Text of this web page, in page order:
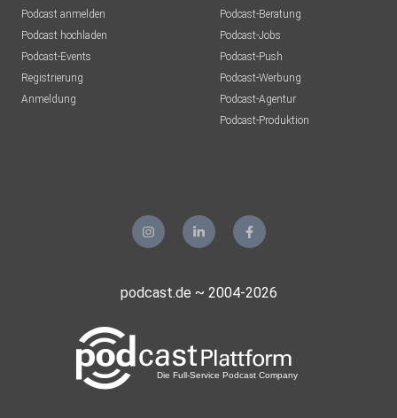
Podcast anmelden
Podcast hochladen
Podcast-Events
Registrierung
Anmeldung
Podcast-Beratung
Podcast-Jobs
Podcast-Push
Podcast-Werbung
Podcast-Agentur
Podcast-Produktion
podcast.de ~ 2004-2026